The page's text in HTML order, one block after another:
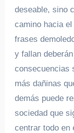
deseable, sino
camino hacia
frases
y fallan
consecuencias
más dañinas
demás puede
sociedad que
centrar todo en